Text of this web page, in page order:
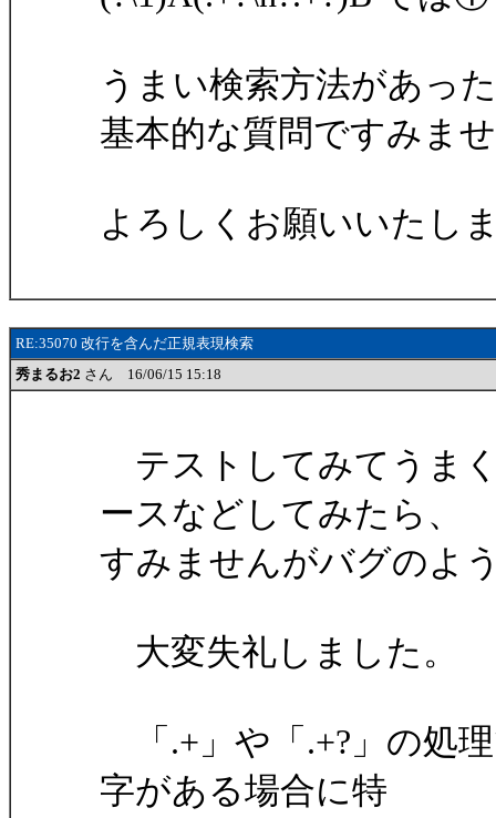
うまい検索方法があっ
基本的な質問ですみま
よろしくお願いいたし
RE:35070 改行を含んだ正規表現検索
秀まるお2 さん 16/06/15 15:18
テストしてみてうま
ースなどしてみたら、
すみませんがバグのよ
大変失礼しました。
「.+」や「.+?」の処
字がある場合に特